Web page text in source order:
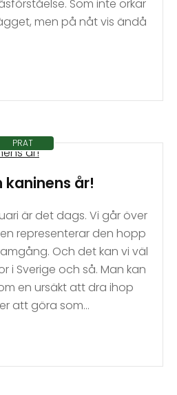
Som inte orkar
men på nåt vis ändå
PRAT
år!
är det dags. Vi går över
representerar den hopp
Och det kan vi väl
i Sverige och så. Man kan
en ursäkt att dra ihop
att göra som…